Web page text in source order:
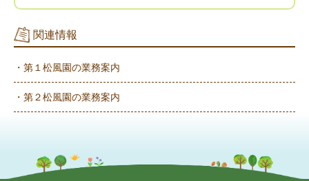
関連情報
・第１松風園の業務案内
・第２松風園の業務案内